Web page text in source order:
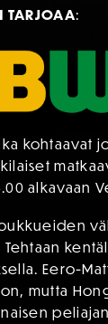
TARJOAA:
kohtaavat
alkavaan
Eero-
mutta